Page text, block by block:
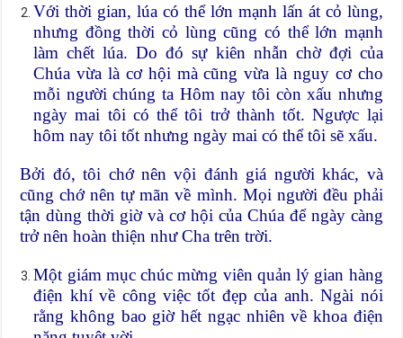
Với thời gian, lúa có thể lớn mạnh lấn át cỏ lùng,
nhưng đồng thời cỏ lùng cũng có thể lớn mạnh
làm chết lúa. Do đó sự kiên nhẫn chờ đợi của
Chúa vừa là cơ hội mà cũng vừa là nguy cơ cho
mỗi người chúng ta Hôm nay tôi còn xấu nhưng
ngày mai tôi có thể tôi trở thành tốt. Ngược lại
hôm nay tôi tốt nhưng ngày mai có thể tôi sẽ xấu.
Bởi đó, tôi chớ nên vội đánh giá người khác, và
cũng chớ nên tự mãn về mình. Mọi người đều phải
tận dùng thời giờ và cơ hội của Chúa để ngày càng
trở nên hoàn thiện như Cha trên trời.
Một giám mục chúc mừng viên quản lý gian hàng
điện khí về công việc tốt đẹp của anh. Ngài nói
rằng không bao giờ hết ngạc nhiên về khoa điện